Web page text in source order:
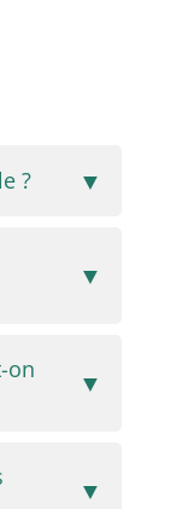
? ▼
▼
on
▼
▼